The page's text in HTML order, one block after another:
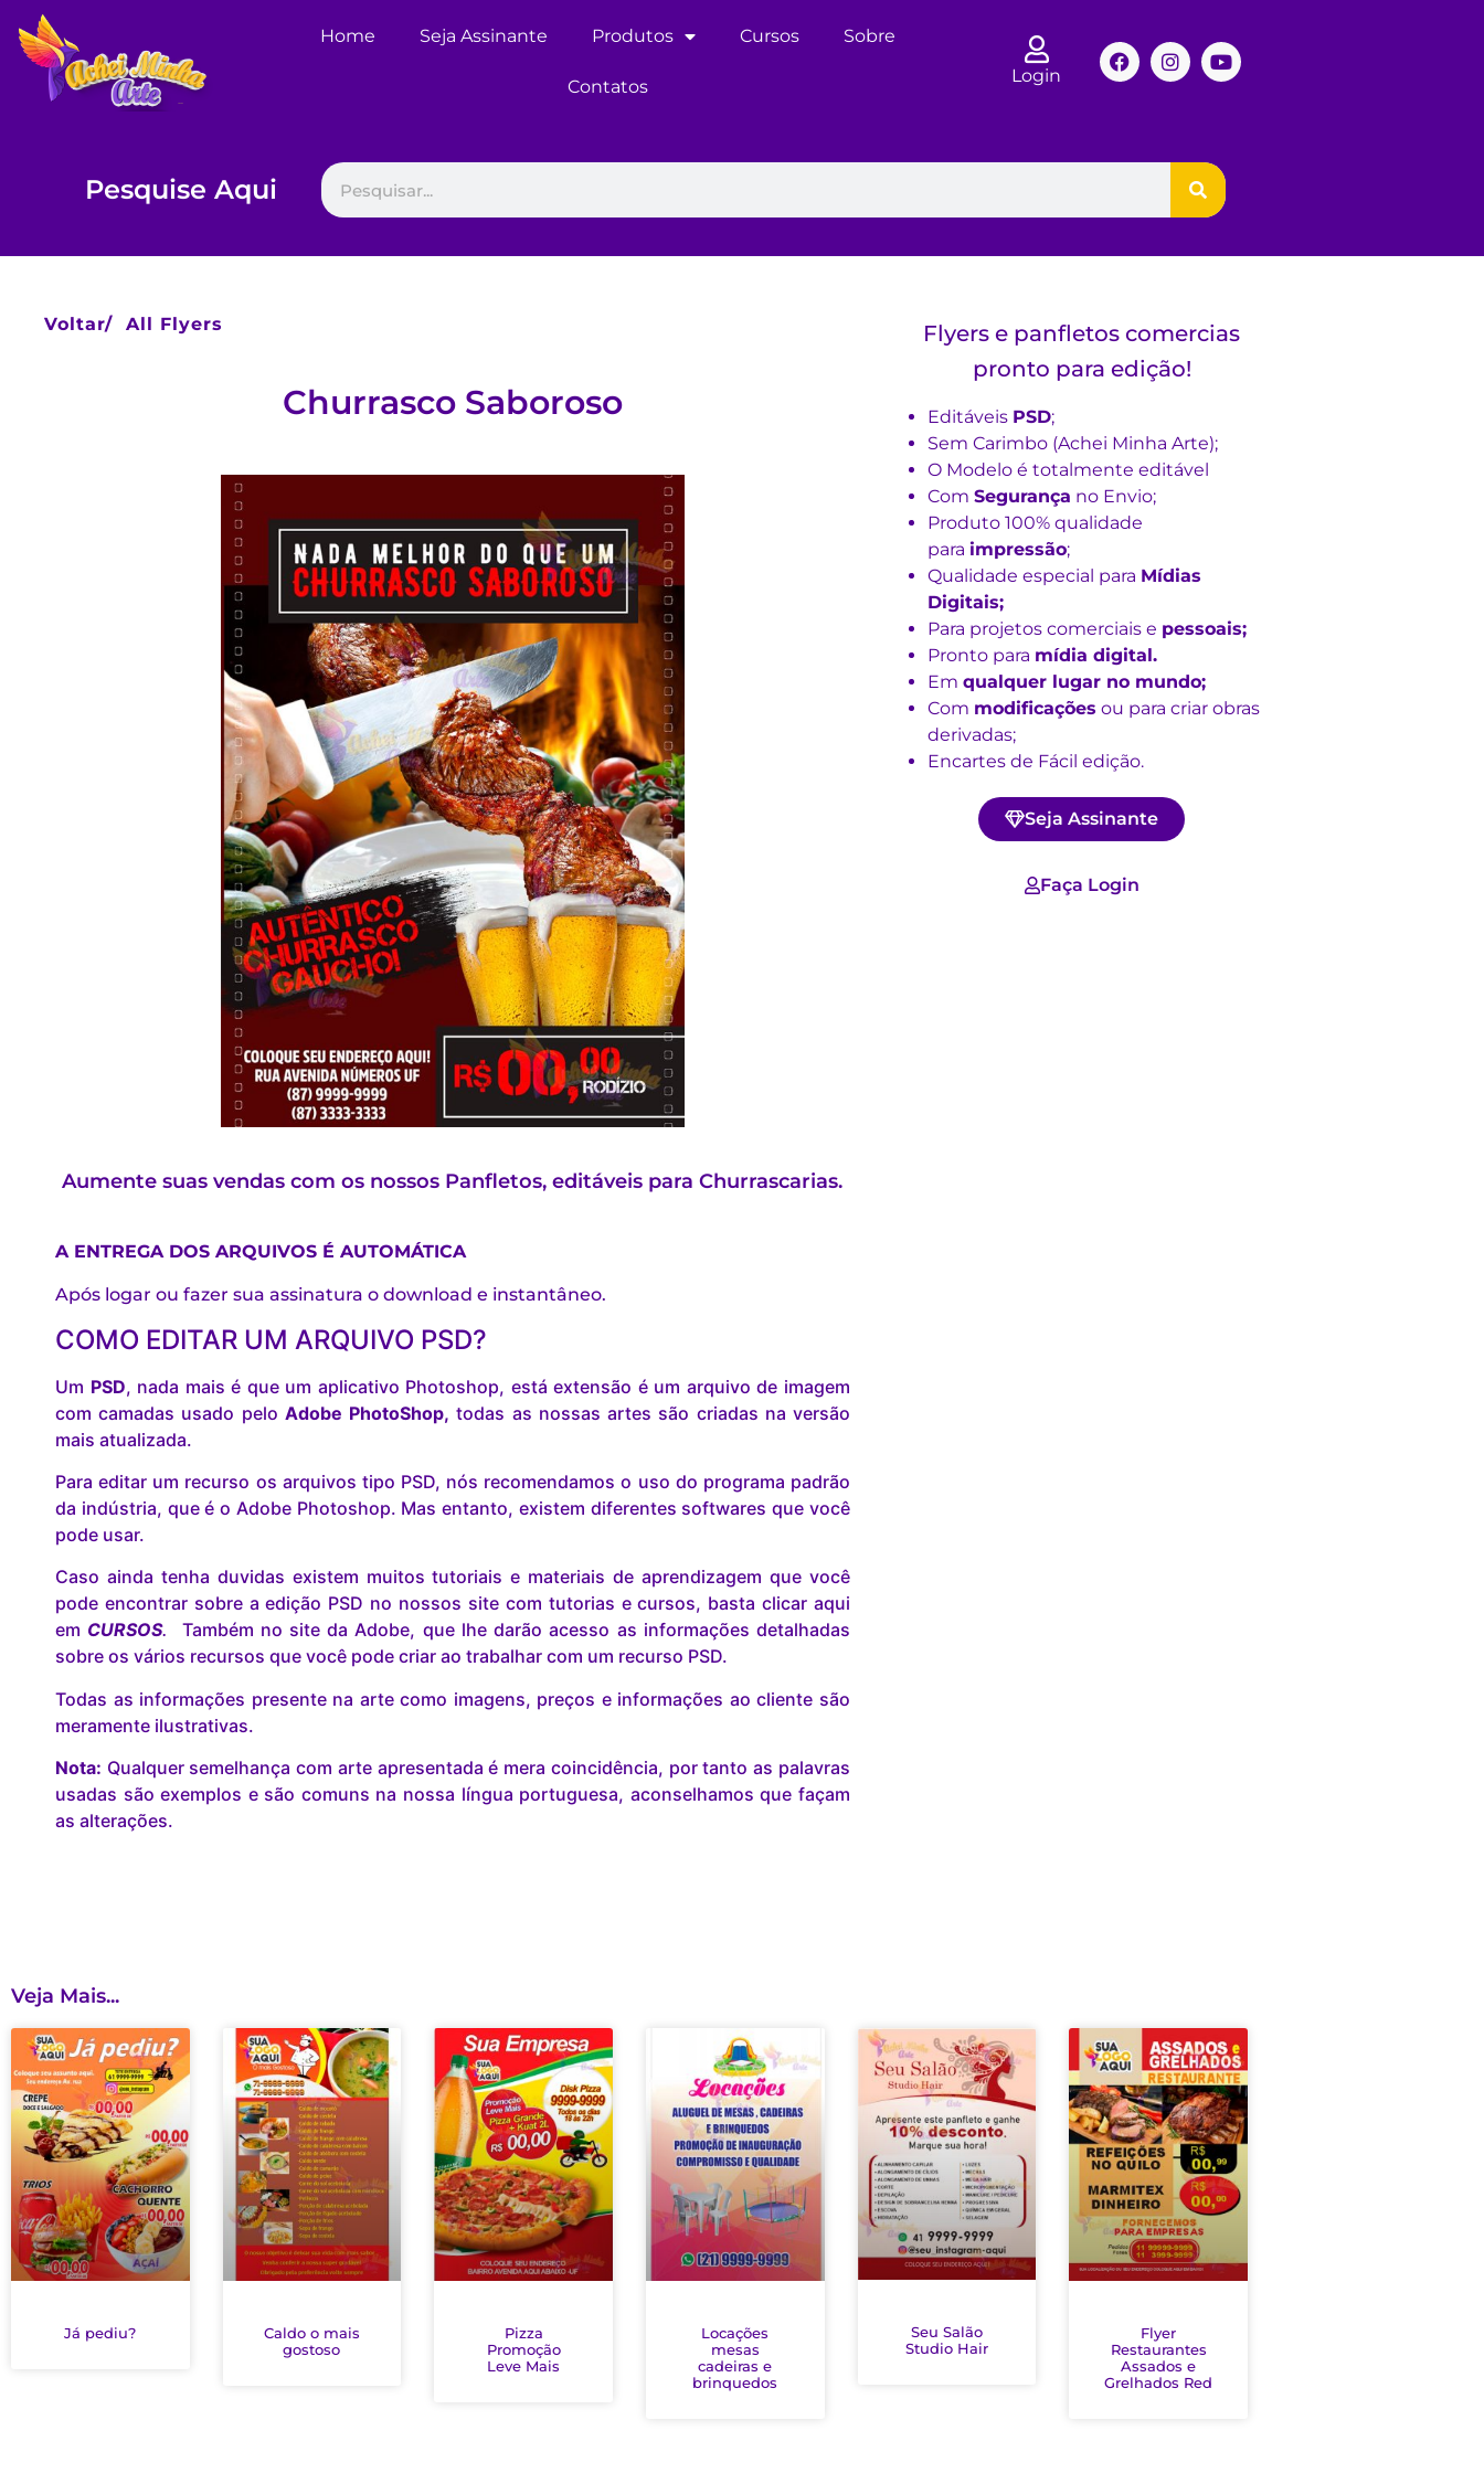
Home Seja Assinante Produtos Cursos Sobre
Contatos
Login
Pesquise Aqui
Voltar/ All Flyers
Churrasco Saboroso
Aumente suas vendas com os nossos Panfletos, editáveis para Churrascarias.
A ENTREGA DOS ARQUIVOS É AUTOMÁTICA
Após logar ou fazer sua assinatura o download e instantâneo.
COMO EDITAR UM ARQUIVO PSD?
Um PSD, nada mais é que um aplicativo Photoshop, está extensão é um arquivo de imagem
com camadas usado pelo Adobe PhotoShop, todas as nossas artes são criadas na versão
mais atualizada.
Para editar um recurso os arquivos tipo PSD, nós recomendamos o uso do programa padrão
da indústria, que é o Adobe Photoshop. Mas entanto, existem diferentes softwares que você
pode usar.
Caso ainda tenha duvidas existem muitos tutoriais e materiais de aprendizagem que você
pode encontrar sobre a edição PSD no nossos site com tutorias e cursos, basta clicar aqui
em CURSOS.
Também no site da Adobe, que lhe darão acesso as informações detalhadas
sobre os vários recursos que você pode criar ao trabalhar com um recurso PSD.
Todas as informações presente na arte como imagens, preços e informações ao cliente são
meramente ilustrativas.
Nota: Qualquer semelhança com arte apresentada é mera coincidência, por tanto as palavras
usadas são exemplos e são comuns na nossa língua portuguesa, aconselhamos que façam
as alterações.
Flyers e panfletos comercias
pronto para edição!
Editáveis PSD;
Sem Carimbo (Achei Minha Arte);
O Modelo é totalmente editável
Com Segurança no Envio;
Produto 100% qualidade
para impressão;
Qualidade especial para Mídias
Digitais;
Para projetos comerciais e pessoais;
Pronto para mídia digital.
Em qualquer lugar no mundo;
Com modificações ou para criar obras
derivadas;
Encartes de Fácil edição.
Seja Assinante
Faça Login
Veja Mais...
Já pediu?
Caldo o mais
gostoso
Pizza
Promoção
Leve Mais
Locações
mesas
cadeiras e
brinquedos
Seu Salão
Studio Hair
Flyer
Restaurantes
Assados e
Grelhados Red